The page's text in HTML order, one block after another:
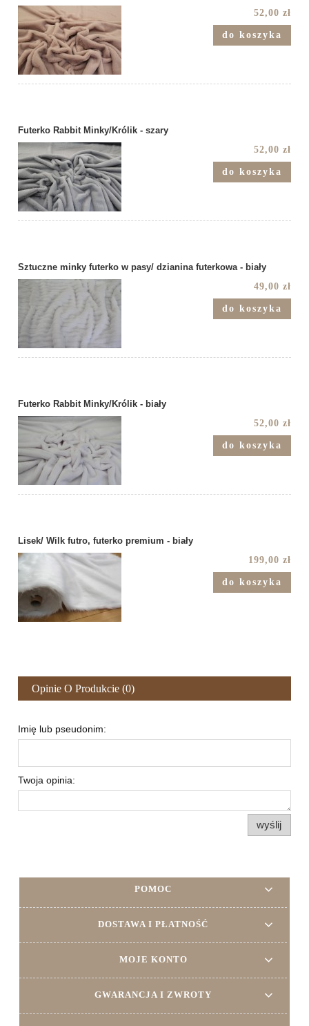
52,00 zł
do koszyka
Futerko Rabbit Minky/Królik - szary
52,00 zł
do koszyka
Sztuczne minky futerko w pasy/ dzianina futerkowa - biały
49,00 zł
do koszyka
Futerko Rabbit Minky/Królik - biały
52,00 zł
do koszyka
Lisek/ Wilk futro, futerko premium - biały
199,00 zł
do koszyka
Opinie O Produkcie (0)
Imię lub pseudonim:
Twoja opinia:
wyślij
POMOC
DOSTAWA I PŁATNOŚĆ
MOJE KONTO
GWARANCJA I ZWROTY